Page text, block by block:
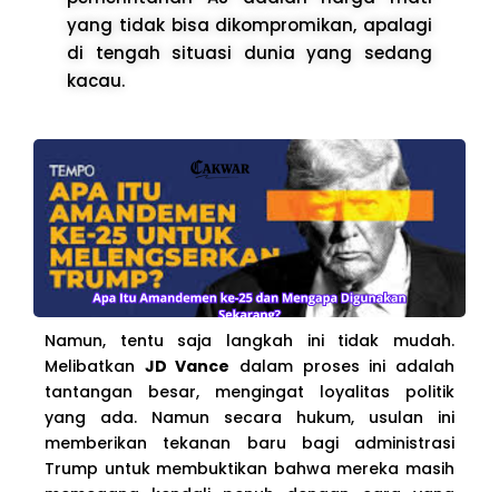
yang tidak bisa dikompromikan, apalagi
di tengah situasi dunia yang sedang
kacau.
Namun, tentu saja langkah ini tidak mudah.
Melibatkan JD Vance dalam proses ini adalah
tantangan besar, mengingat loyalitas politik
yang ada. Namun secara hukum, usulan ini
memberikan tekanan baru bagi administrasi
Trump untuk membuktikan bahwa mereka masih